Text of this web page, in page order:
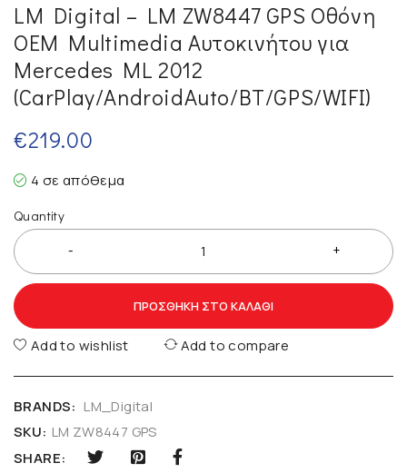
LM Digital – LM ZW8447 GPS Οθόνη
OEM Multimedia Αυτοκινήτου για
Mercedes ML 2012
(CarPlay/AndroidAuto/BT/GPS/WIFI)
€219.00
4 σε απόθεμα
Quantity
ΠΡΟΣΘΉΚΗ ΣΤΟ ΚΑΛΆΘΙ
Add to wishlist Add to compare
BRANDS: LM_Digital
SKU: LM ZW8447 GPS
SHARE: